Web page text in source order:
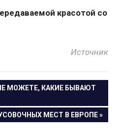
красотой со
Источник
МОЖЕТЕ, КАКИЕ БЫВАЮТ
МЕСТ В ЕВРОПЕ »